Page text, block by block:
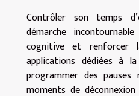
Contrôler son temps
démarche
cognitive et renforcer
applications dédiées à
programmer des
moments de